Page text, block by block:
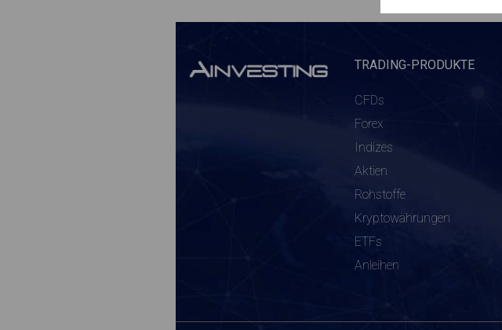
TRADING-PRODUKTE
CFDs
Forex
Indizes
Aktien
Rohstoffe
Kryptowährungen
ETFs
Anleihen